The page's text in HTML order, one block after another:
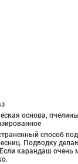
основа,
способ
Подводку
карандаш очень